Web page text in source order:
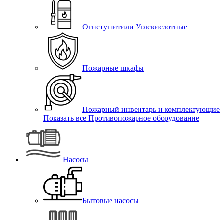
Огнетушитили Углекислотные
Пожарные шкафы
Пожарный инвентарь и
Показать все Противопожарное оборудование
Насосы
Бытовые насосы